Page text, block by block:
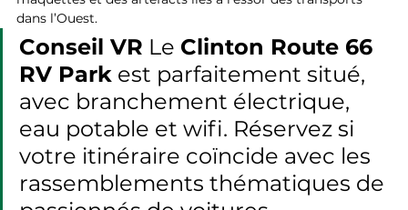
dans l’Ouest.
Conseil VR Le Clinton Route 66
RV Park est parfaitement situé,
avec branchement électrique,
eau potable et wifi. Réservez si
votre itinéraire coïncide avec les
rassemblements thématiques de